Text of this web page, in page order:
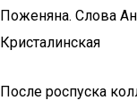
Поженяна. Слова
Кристалинская
После роспуска